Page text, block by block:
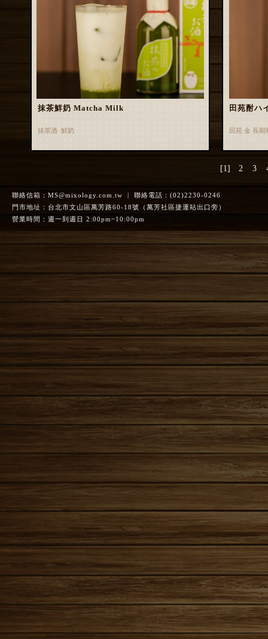
抹茶鮮奶 Matcha Milk
抹茶酒 鮮奶
田苑酎ハ
田苑 金 長
[1] 2 3
聯絡信箱： MS@mixology.com.tw | 聯絡電話：(02)2230-0246
門市地址：台北市文山區萬芳路60-18號（萬芳社區捷運站出口旁）
營業時間：週一到週日 2:00pm~10:00pm